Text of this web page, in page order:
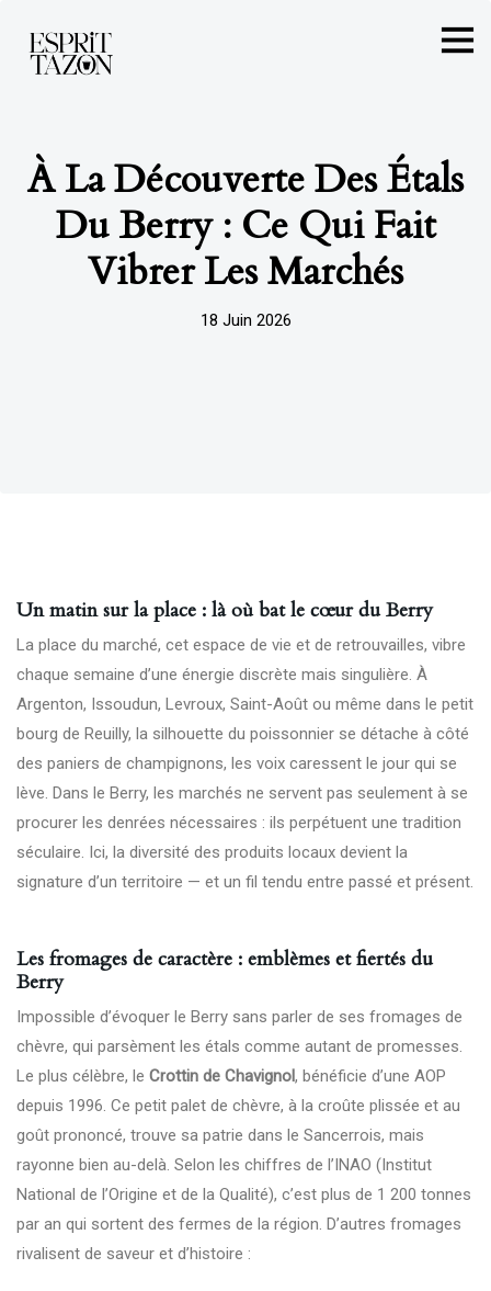
À La Découverte Des Étals
Du Berry : Ce Qui Fait
Vibrer Les Marchés
18 Juin 2026
Un matin sur la place : là où bat le cœur du Berry
La place du marché, cet espace de vie et de retrouvailles, vibre
chaque semaine d’une énergie discrète mais singulière. À
Argenton, Issoudun, Levroux, Saint-Août ou même dans le petit
bourg de Reuilly, la silhouette du poissonnier se détache à côté
des paniers de champignons, les voix caressent le jour qui se
lève. Dans le Berry, les marchés ne servent pas seulement à se
procurer les denrées nécessaires : ils perpétuent une tradition
séculaire. Ici, la diversité des produits locaux devient la
signature d’un territoire — et un fil tendu entre passé et présent.
Les fromages de caractère : emblèmes et fiertés du
Berry
Impossible d’évoquer le Berry sans parler de ses fromages de
chèvre, qui parsèment les étals comme autant de promesses.
Le plus célèbre, le Crottin de Chavignol, bénéficie d’une AOP
depuis 1996. Ce petit palet de chèvre, à la croûte plissée et au
goût prononcé, trouve sa patrie dans le Sancerrois, mais
rayonne bien au-delà. Selon les chiffres de l’INAO (Institut
National de l’Origine et de la Qualité), c’est plus de 1 200 tonnes
par an qui sortent des fermes de la région. D’autres fromages
rivalisent de saveur et d’histoire :